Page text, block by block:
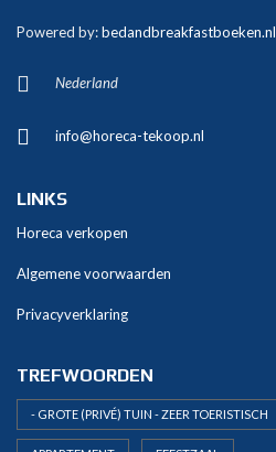
e
n
t
v
e
Powered by:bedandbreakfastboeken.nl
Nederland
info@horeca-tekoop.nl
LINKS
Horeca verkopen
Algemene voorwaarden
Privacyverklaring
TREFWOORDEN
- GROTE (PRIVÉ) TUIN - ZEER TOERISTISCH